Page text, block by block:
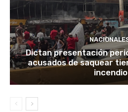
Dictan presentación
acusados de saquear
incendio